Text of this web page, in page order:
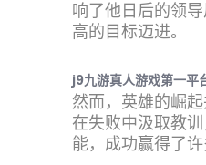
响了他日后的领
高的目标迈进。
j9九游真人游戏第一平
然而，英雄的崛
在失败中汲取教
能，成功赢得了